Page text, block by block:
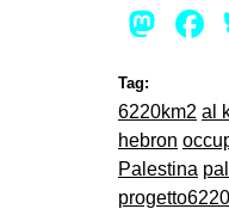
Tag:
6220km2 al
hebron
Palestina